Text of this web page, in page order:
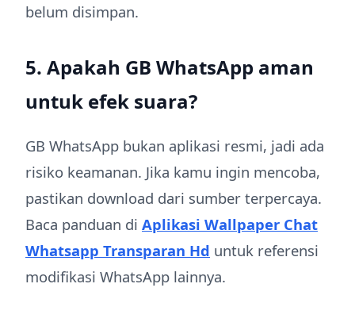
belum disimpan.
5. Apakah GB WhatsApp aman
untuk efek suara?
GB WhatsApp bukan aplikasi resmi, jadi ada
risiko keamanan. Jika kamu ingin mencoba,
pastikan download dari sumber terpercaya.
Baca panduan di Aplikasi Wallpaper Chat
Whatsapp Transparan Hd untuk referensi
modifikasi WhatsApp lainnya.